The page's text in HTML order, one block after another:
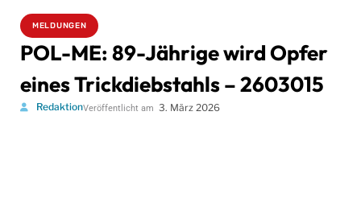
MELDUNGEN
POL-ME: 89-Jährige wird Opfer
eines Trickdiebstahls – 2603015
RedaktionVeröffentlicht am 3. März 2026